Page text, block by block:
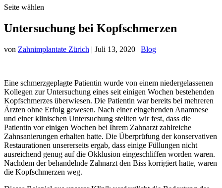
Seite wählen
Untersuchung bei Kopfschmerzen
von Zahnimplantate Zürich | Juli 13, 2020 | Blog
Eine schmerzgeplagte Patientin wurde von einem niedergelassenen
Kollegen zur Untersuchung eines seit einigen Wochen bestehenden
Kopfschmerzes überwiesen. Die Patientin war bereits bei mehreren
Ärzten ohne Erfolg gewesen. Nach einer eingehenden Anamnese
und einer klinischen Untersuchung stellten wir fest, dass die
Patientin vor einigen Wochen bei Ihrem Zahnarzt zahlreiche
Zahnsanierungen erhalten hatte. Die Überprüfung der konservativen
Restaurationen unsererseits ergab, dass einige Füllungen nicht
ausreichend genug auf die Okklusion eingeschliffen worden waren.
Nachdem der behandelnde Zahnarzt den Biss korrigiert hatte, waren
die Kopfschmerzen weg.